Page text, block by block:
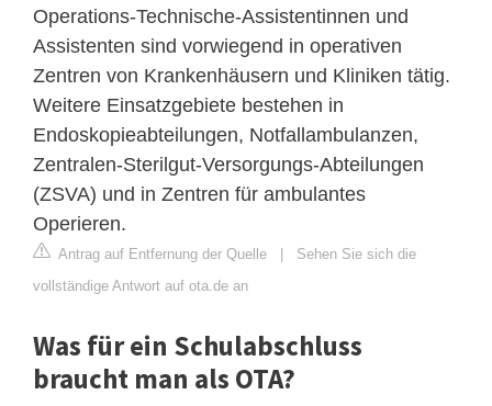
Operations-Technische-Assistentinnen und
Assistenten sind vorwiegend in operativen
Zentren von Krankenhäusern und Kliniken tätig.
Weitere Einsatzgebiete bestehen in
Endoskopieabteilungen, Notfallambulanzen,
Zentralen-Sterilgut-Versorgungs-Abteilungen
(ZSVA) und in Zentren für ambulantes
Operieren.
Antrag auf Entfernung der Quelle | Sehen Sie sich die
vollständige Antwort auf ota.de an
Was für ein Schulabschluss
braucht man als OTA?